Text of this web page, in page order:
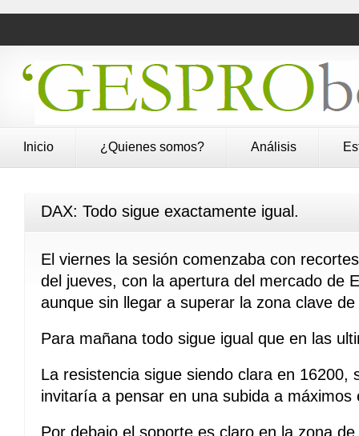
Inicio ¿Quienes somos? Análisis
DAX: Todo sigue exactamente igual.
El viernes la sesión comenzaba con
del jueves, con la apertura del mercado de
aunque sin llegar a superar la zona clave
Para mañana todo sigue igual que en las
La resistencia sigue siendo clara en 16200,
invitaría a pensar en una subida a máximos
Por debajo el soporte es claro en la zona